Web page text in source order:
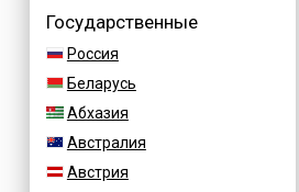
Государственные
Россия
Беларусь
Абхазия
Австралия
Австрия